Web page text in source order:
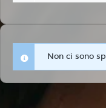
Non ci sono